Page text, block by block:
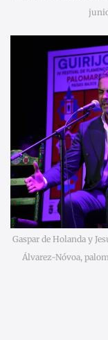
Gaspar de Holanda y
Álvarez-Nóvoa,